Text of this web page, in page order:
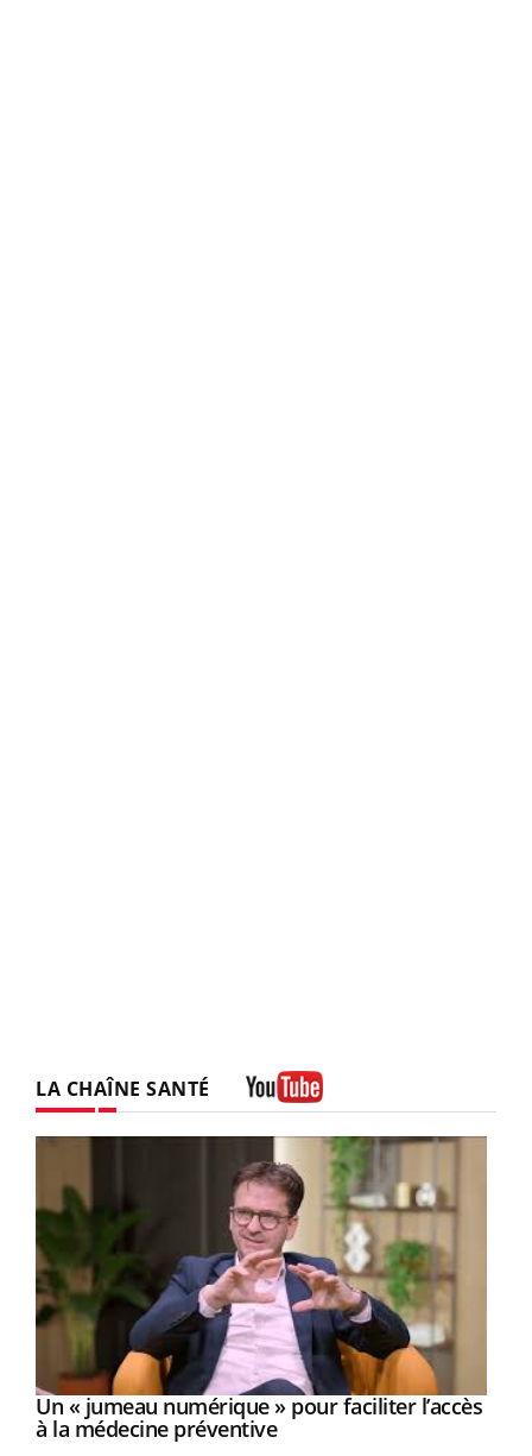
LA CHAÎNE SANTÉ
Youtube
Un « jumeau numérique » pour faciliter l’accès
à la médecine préventiveYoutube